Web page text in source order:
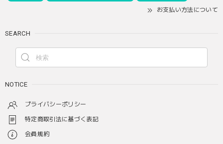
お支払い方法について
SEARCH
NOTICE
プライバシーポリシー
特定商取引法に基づく表記
会員規約